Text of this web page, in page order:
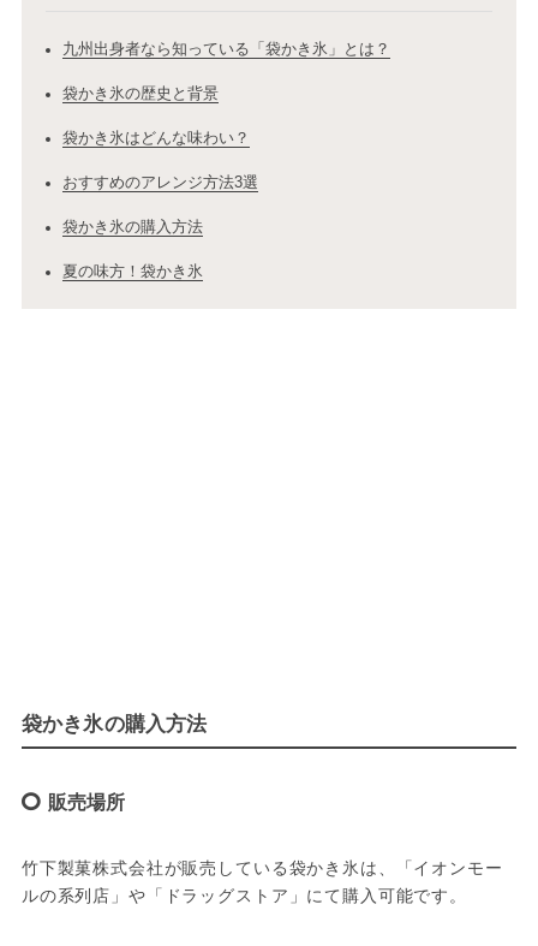
九州出身者なら知っている「袋かき氷」とは？
袋かき氷の歴史と背景
袋かき氷はどんな味わい？
おすすめのアレンジ方法3選
袋かき氷の購入方法
夏の味方！袋かき氷
袋かき氷の購入方法
販売場所
竹下製菓株式会社が販売している袋かき氷は、「イオンモー
ルの系列店」や「ドラッグストア」にて購入可能です。